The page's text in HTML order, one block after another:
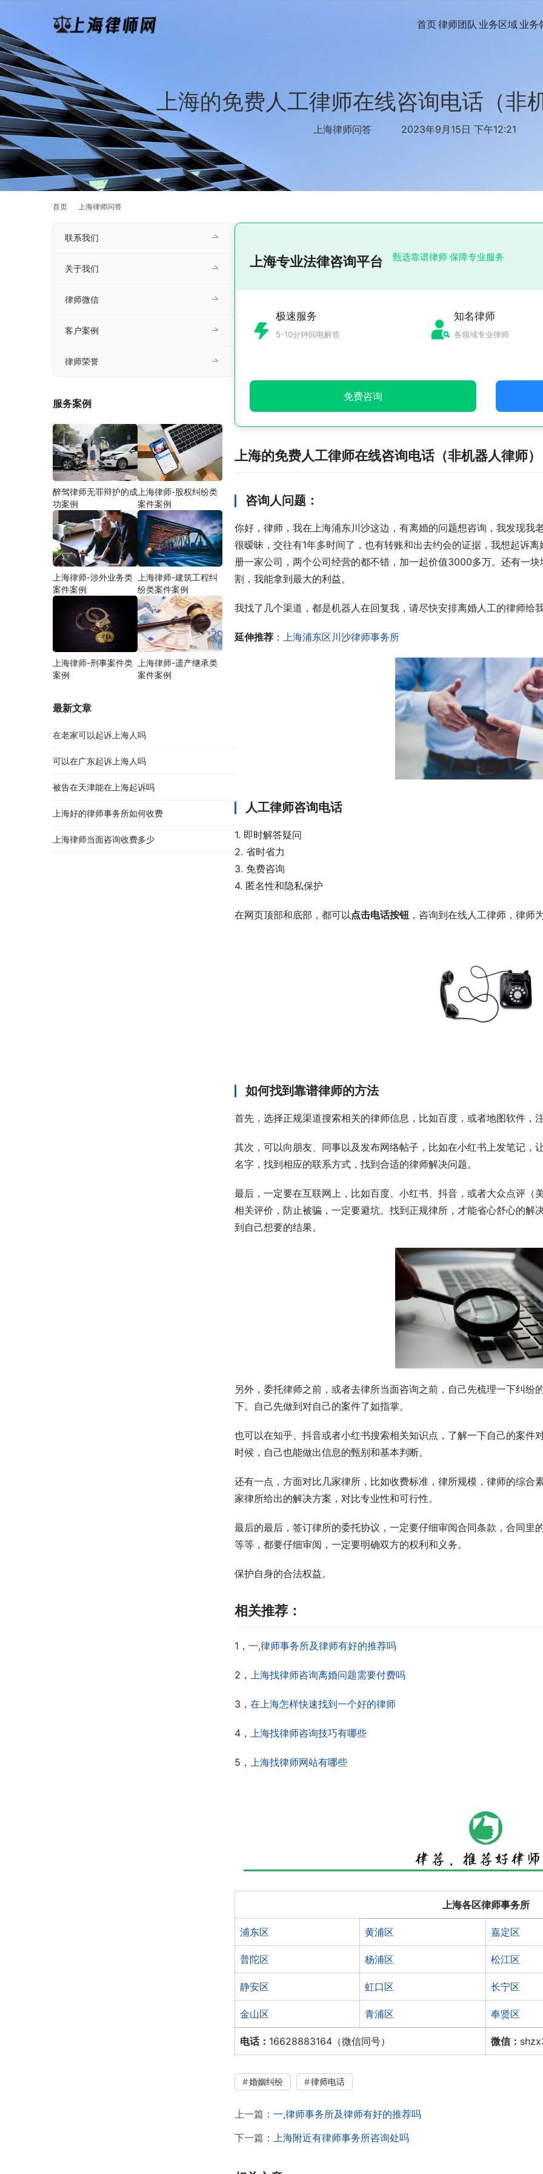
首页律师团队 业务区域 业务
上海的免费人工律师在线咨询电话（非
上海律师问答 2023年9月15日 下午12:21
首页 上海律师问答
上海专业法律咨询平台 甄选靠谱律师 保障专业服务
极速服务
5-10分钟回电解答
知名律师
各领域专业律师
免费咨询
上海的免费人工律师在线咨询电话（非机器人律师）
咨询人问题：
你好，律师，我在上海浦东川沙这边，有离婚的问题想咨询，我发现我
很暧昧，交往有1年多时间了，也有转账和出去约会的证据，我想起诉
册一家公司，两个公司经营的都不错，加一起价值3000多万。还有一
割，我能拿到最大的利益。
我找了几个渠道，都是机器人在回复我，请尽快安排离婚人工的律师给
延伸推荐 ： 上海浦东区川沙律师事务所
人工律师咨询电话
1. 即时解答疑问
2. 省时省力
3. 免费咨询
4. 匿名性和隐私保护
在网页顶部和底部，都可以点击电话按钮 ，咨询到在线人工律师，律师
如何找到靠谱律师的方法
首先，选择正规渠道搜索相关的律师信息，比如百度，或者地图软件，
其次，可以向朋友、同事以及发布网络帖子，比如在小红书上发笔记，
名字，找到相应的联系方式，找到合适的律师解决问题。
最后，一定要在互联网上，比如百度、小红书、抖音，或者大众点评（
相关评价，防止被骗，一定要避坑。找到正规律所，才能省心舒心的解
到自己想要的结果。
另外，委托律师之前，或者去律所当面咨询之前，自己先梳理一下纠纷
下。自己先做到对自己的案件了如指掌。
也可以在知乎、抖音或者小红书搜索相关知识点，了解一下自己的案件
时候，自己也能做出信息的甄别和基本判断。
还有一点，方面对比几家律所，比如收费标准，律所规模，律师的综合
家律所给出的解决方案，对比专业性和可行性。
最后的最后，签订律所的委托协议，一定要仔细审阅合同条款，合同里
等等，都要仔细审阅，一定要明确双方的权利和义务。
保护自身的合法权益。
相关推荐：
1， 一,律师事务所及律师有好的推荐吗
2， 上海找律师咨询离婚问题需要付费吗
3， 在上海怎样快速找到一个好的律师
4， 上海找律师咨询技巧有哪些
5， 上海找律师网站有哪些
上海各区律师事务所
浦东区 黄浦区 嘉定区
普陀区 杨浦区 松江区
静安区 虹口区 长宁区
金山区 青浦区 奉贤区
电话： 16628883164（微信同号） 微信：
婚姻纠纷 律师电话
上一篇： 一,律师事务所及律师有好的推荐吗
下一篇： 上海附近有律师事务所咨询处吗
联系我们
关于我们
律师微信
客户案例
律师荣誉
服务案例
醉驾律师无罪辩护的成
功案例
上海律师-股权纠纷类
案件案例
上海律师-涉外业务类
案件案例
上海律师-建筑工程纠
纷类案件案例
上海律师-刑事案件类
案例
上海律师-遗产继承类
案件案例
最新文章
在老家可以起诉上海人吗
可以在广东起诉上海人吗
被告在天津能在上海起诉吗
上海好的律师事务所如何收费
上海律师当面咨询收费多少